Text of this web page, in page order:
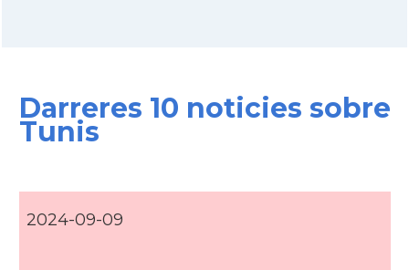
Darreres 10 noticies sobre
Tunis
2024-09-09